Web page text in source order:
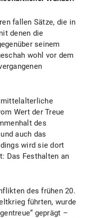
fallen Sätze, die in
denen die
seinem
wohl vor dem
mittelalterliche
Wert der Treue
des
auch das
wird sie dort
Das Festhalten an
des frühen 20.
führten, wurde
geprägt –